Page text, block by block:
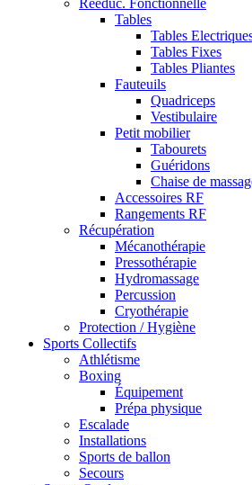
Rééduc. Fonctionnelle
Tables
Tables
Tables Fixes
Tables Pliantes
Fauteuils
Quadriceps
Vestibulaire
Petit mobilier
Tabourets
Guéridons
Chaise de
Accessoires RF
Rangements RF
Récupération
Mécanothérapie
Pressothérapie
Hydromassage
Percussion
Cryothérapie
Protection / Hygiène
Sports Collectifs
Athlétisme
Boxing
Équipement
Prépa physique
Escalade
Installations
Sports de ballon
Secours